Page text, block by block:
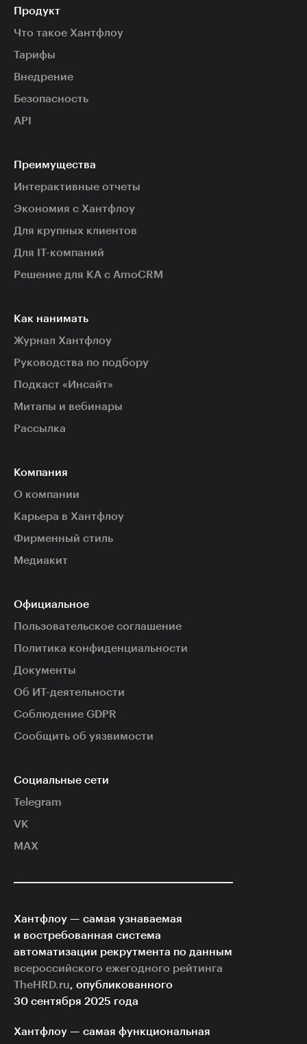
Продукт
Что такое Хантфлоу
Тарифы
Внедрение
Безопасность
API
Преимущества
Интерактивные отчеты
Экономия с Хантфлоу
Для крупных клиентов
Для IT-компаний
Решение для КА с AmoCRM
Как нанимать
Журнал Хантфлоу
Руководства по подбору
Подкаст «Инсайт»
Митапы и вебинары
Рассылка
Компания
О компании
Карьера в Хантфлоу
Фирменный стиль
Медиакит
Официальное
Пользовательское соглашение
Политика конфиденциальности
Документы
Об ИТ-деятельности
Соблюдение GDPR
Сообщить об уязвимости
Социальные сети
Telegram
VK
MAX
Хантфлоу — самая узнаваемая
и востребованная система
автоматизации рекрутмента по данным
всероссийского ежегодного рейтинга
TheHRD.ru, опубликованного
30 сентября 2025 года
Хантфлоу — самая функциональная